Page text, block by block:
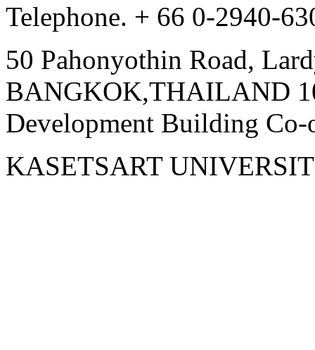
Telephone. + 66 0-2940-
50 Pahonyothin Road,
BANGKOK,THAILAND
Development Building
KASETSART